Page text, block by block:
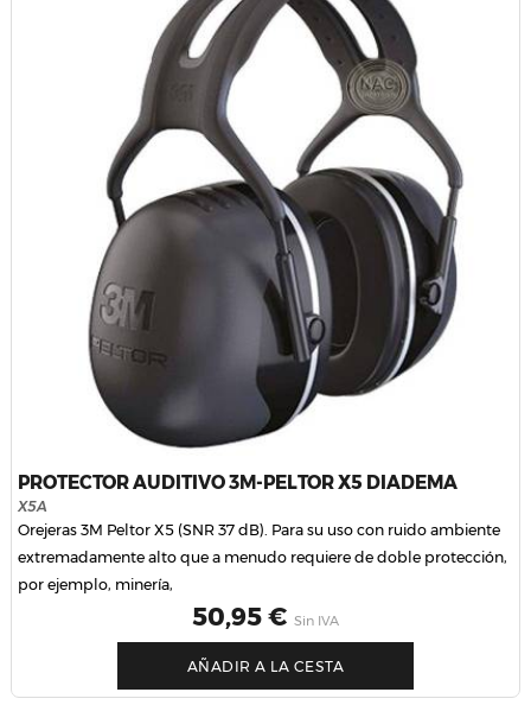
PROTECTOR AUDITIVO 3M-PELTOR X5 DIADEMA
X5A
Orejeras 3M Peltor X5 (SNR 37 dB). Para su uso con ruido ambiente
extremadamente alto que a menudo requiere de doble protección,
por ejemplo, minería,
Precio
50,95 € Sin IVA
AÑADIR A LA CESTA